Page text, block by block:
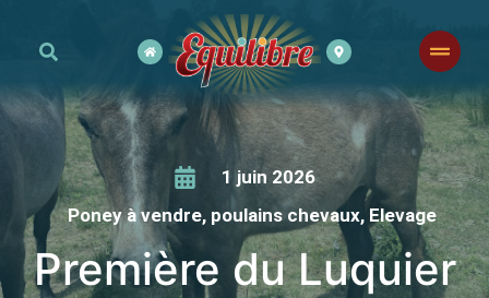
1 juin 2026
Poney à vendre, poulains chevaux, Elevage
Première du Luquier